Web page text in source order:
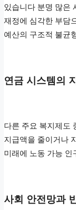
있습니다 분명 많은
재정에 심각한 부담
예산의 구조적 불균
연금 시스템의
다른 주요 복지제도
지급액을 줄이거나
미래에 노동 가능 인
사회 안전망과